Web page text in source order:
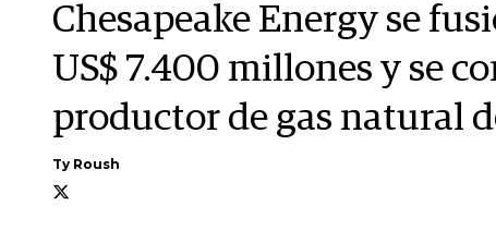
Chesapeake Energy se
US$ 7.400 millones y se
productor de gas natural
Ty Roush